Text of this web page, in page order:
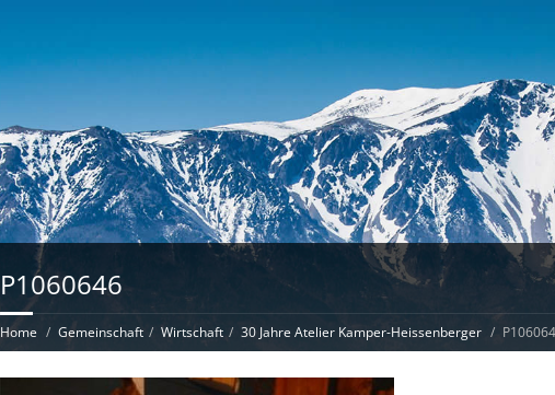
P1060646
Home Gemeinschaft Wirtschaft 30 Jahre Atelier Kamper-Heissenberger